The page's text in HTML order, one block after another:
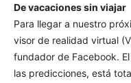
De vacaciones sin viajar
Para llegar a nuestro
visor de realidad virtual
fundador de Facebook.
las predicciones, está